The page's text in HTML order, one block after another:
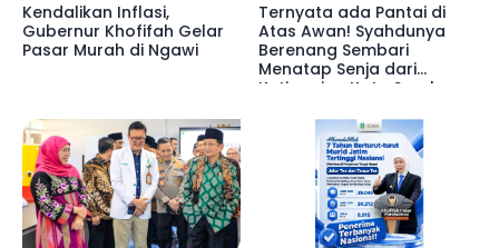
Kendalikan Inflasi,
Gubernur Khofifah Gelar
Pasar Murah di Ngawi
Ternyata ada Pantai di
Atas Awan! Syahdunya
Berenang Sembari
Menatap Senja dari
Ketinggian Kota Surabaya